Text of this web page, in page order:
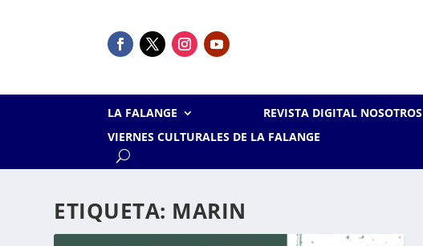
LA FALANGE REVISTA DIGITAL NOSOTROS
VIERNES CULTURALES DE LA FALANGE
ETIQUETA: MARIN